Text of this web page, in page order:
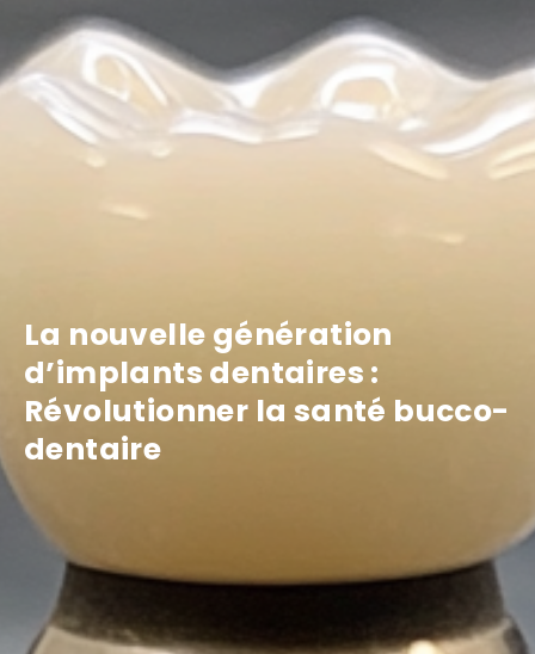
La nouvelle génération
d’implants dentaires :
Révolutionner la santé bucco-
dentaire